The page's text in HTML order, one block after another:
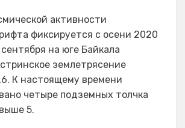
активности
фиксируется с осени 2020
сентября на юге Байкала
землетрясение
К настоящему времени
четыре подземных толчка
5.